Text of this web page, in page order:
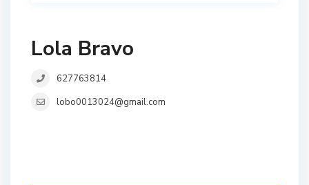
Lola Bravo
627763814
lobo0013024@gmail.com